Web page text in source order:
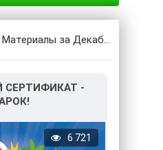
за Декабрь 2018 года
-
6 721